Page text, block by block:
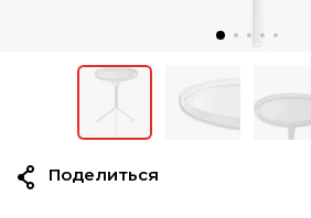
Поделиться